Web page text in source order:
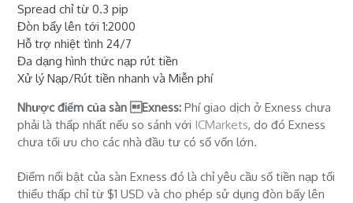
Spread chỉ từ 0.3 pip
Đòn bẩy lên tới 1:2000
Hỗ trợ nhiệt tình 24/7
Đa dạng hình thức nạp rút tiền
Xử lý Nạp/Rút tiền nhanh và Miễn phí
Nhược điểm của sàn Exness: Phí giao dịch ở Exness chưa
phải là thấp nhất nếu so sánh với ICMarkets, do đó Exness
chưa tối ưu cho các nhà đầu tư có số vốn lớn.
Điểm nổi bật của sàn Exness đó là chỉ yêu cầu số tiền nạp tối
thiểu thấp chỉ từ $1 USD và cho phép sử dụng đòn bẩy lên